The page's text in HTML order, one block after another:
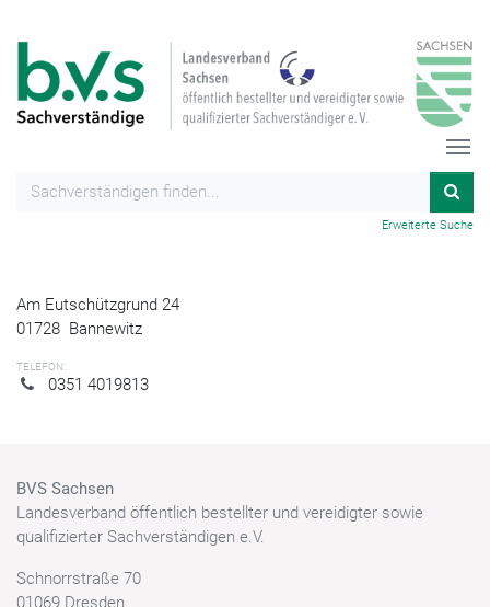
Erweiterte Suche
Am Eutschützgrund 24
01728 Bannewitz
TELEFON:
0351 4019813
BVS Sachsen
Landesverband öffentlich bestellter und vereidigter sowie
qualifizierter Sachverständigen e.V.
Schnorrstraße 70
01069 Dresden